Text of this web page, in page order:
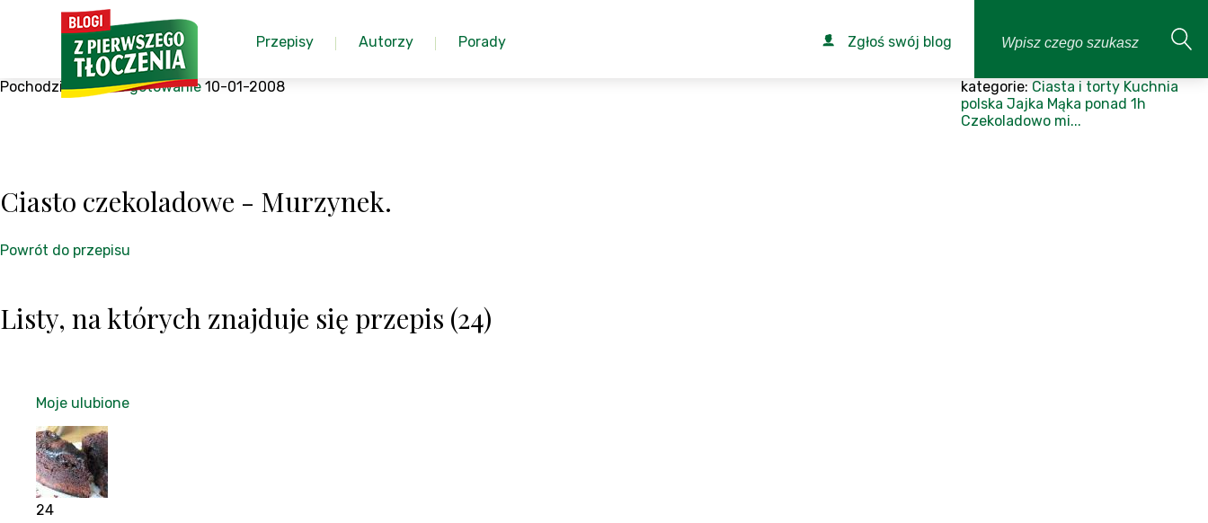
Przepisy Autorzy Porady Zgłoś swój blog
Pochodzi z:Proste gotowanie 10-01-2008 kategorie: Ciasta i torty Kuchnia
polska Jajka Mąka ponad 1h
Czekoladowo mi...
Ciasto czekoladowe - Murzynek.
Powrót do przepisu
Listy, na których znajduje się przepis (24)
Moje ulubione
24